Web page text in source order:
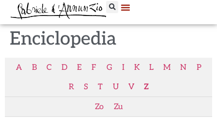
Enciclopedia
A B C D E F G I K L M N
P
R
S T U V Z
Zo Zu